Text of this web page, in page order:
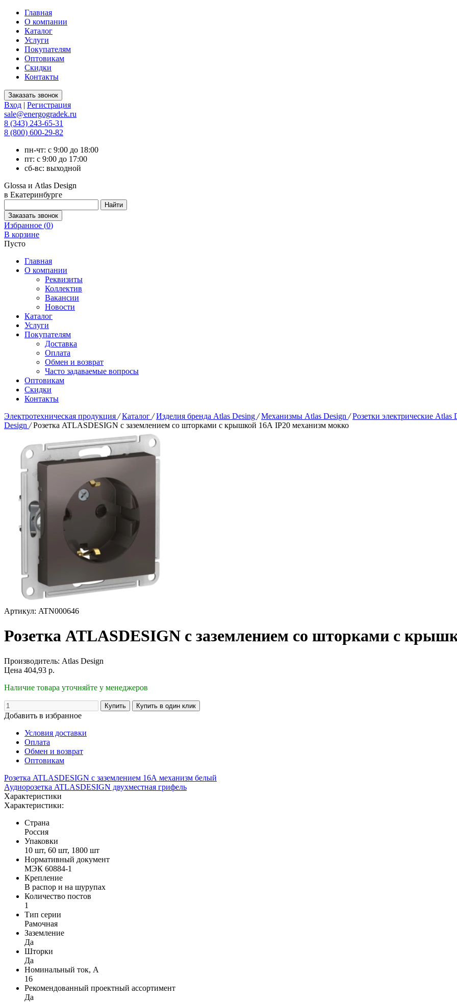
Главная
О компании
Каталог
Услуги
Покупателям
Оптовикам
Скидки
Контакты
Вход | Регистрация
sale@energogradek.ru
8 (343) 243-65-31
8 (800) 600-29-82
пн-чт: с 9:00 до 18:00
пт: с 9:00 до 17:00
сб-вс: выходной
Glossa и Atlas Design
в Екатеринбурге
Избранное (0)
В корзине
Пусто
Главная
О компании
Реквизиты
Коллектив
Вакансии
Новости
Каталог
Услуги
Покупателям
Доставка
Оплата
Обмен и возврат
Часто задаваемые вопросы
Оптовикам
Скидки
Контакты
Электротехническая продукция / Каталог / Изделия бренда Atlas Desing / Механизмы Atlas Design / Розетки электрические Atlas
Design / Розетка ATLASDESIGN с заземлением со шторками с крышкой 16А IP20 механизм мокко
Артикул: ATN000646
Розетка ATLASDESIGN с заземлением со шторками с
Производитель: Atlas Design
Цена 404,93 р.
Наличие товара уточняйте у менеджеров
Добавить в избранное
Условия доставки
Оплата
Обмен и возврат
Оптовикам
Розетка ATLASDESIGN с заземлением 16А механизм белый
Аудиорозетка ATLASDESIGN двухместная грифель
Характеристики
Характеристики:
Страна
Россия
Упаковки
10 шт, 60 шт, 1800 шт
Нормативный документ
МЭК 60884-1
Крепление
В распор и на шурупах
Количество постов
1
Тип серии
Рамочная
Заземление
Да
Шторки
Да
Номинальный ток, А
16
Рекомендованный проектный ассортимент
Да